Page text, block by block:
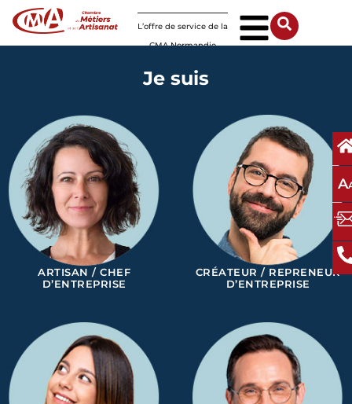
L’offre de service de la
CMA Normandie
A
Je suis
ARTISAN / CHEF
D’ENTREPRISE
CRÉATEUR / REPRENEUR
D’ENTREPRISE
Panneau de gestion des cookies